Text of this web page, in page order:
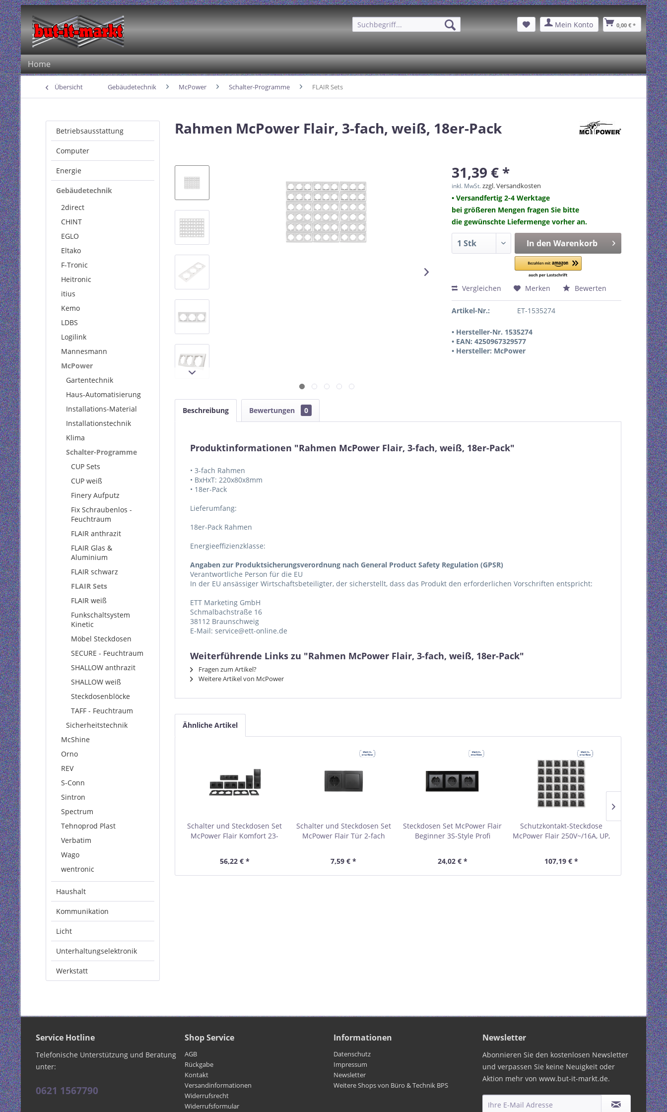
Mein Konto 0,00 € *
Home
Übersicht Gebäudetechnik McPower Schalter-Programme FLAIR Sets
Betriebsausstattung
Computer
Energie
Gebäudetechnik
2direct
CHINT
EGLO
Eltako
F-Tronic
Heitronic
itius
Kemo
LDBS
Logilink
Mannesmann
McPower
Gartentechnik
Haus-Automatisierung
Installations-Material
Installationstechnik
Klima
Schalter-Programme
CUP Sets
CUP weiß
Finery Aufputz
Fix Schraubenlos -
Feuchtraum
FLAIR anthrazit
FLAIR Glas &
Aluminium
FLAIR schwarz
FLAIR Sets
FLAIR weiß
Funkschaltsystem
Kinetic
Möbel Steckdosen
SECURE - Feuchtraum
SHALLOW anthrazit
SHALLOW weiß
Steckdosenblöcke
TAFF - Feuchtraum
Sicherheitstechnik
McShine
Orno
REV
S-Conn
Sintron
Spectrum
Tehnoprod Plast
Verbatim
Wago
wentronic
Haushalt
Kommunikation
Licht
Unterhaltungselektronik
Werkstatt
Rahmen McPower Flair, 3-fach, weiß, 18er-Pack
31,39 € *
inkl. MwSt.zzgl. Versandkosten
• Versandfertig 2-4 Werktage
bei größeren Mengen fragen Sie bitte
die gewünschte Liefermenge vorher an.
In den Warenkorb
Vergleichen Merken Bewerten
Artikel-Nr.: ET-1535274
• Hersteller-Nr. 1535274
• EAN: 4250967329577
• Hersteller: McPower
Beschreibung Bewertungen 0
Produktinformationen "Rahmen McPower Flair, 3-fach, weiß, 18er-Pack"
• 3-fach Rahmen
• BxHxT: 220x80x8mm
• 18er-Pack
Lieferumfang:
18er-Pack Rahmen
Energieeffizienzklasse:
Angaben zur Produktsicherungsverordnung nach General Product Safety Regulation (GPSR)
Verantwortliche Person für die EU
In der EU ansässiger Wirtschaftsbeteiligter, der sicherstellt, dass das Produkt den erforderlichen Vorschriften entspricht:
ETT Marketing GmbH
Schmalbachstraße 16
38112 Braunschweig
E-Mail: service@ett-online.de
Weiterführende Links zu "Rahmen McPower Flair, 3-fach, weiß, 18er-Pack"
Fragen zum Artikel?
Weitere Artikel von McPower
Ähnliche Artikel
Schalter und Steckdosen Set
McPower Flair Komfort 23-
56,22 € *
Schalter und Steckdosen Set
McPower Flair Tür 2-fach
7,59 € *
Steckdosen Set McPower Flair
Beginner 3S-Style Profi
24,02 € *
Schutzkontakt-Steckdose
McPower Flair 250V~/16A, UP,
107,19 € *
McPower
Service Hotline
Telefonische Unterstützung und Beratung
unter:
0621 1567790
Shop Service
AGB
Rückgabe
Kontakt
Versandinformationen
Widerrufsrecht
Widerrufsformular
Informationen
Datenschutz
Impressum
Newsletter
Weitere Shops von Büro & Technik BPS
Newsletter
Abonnieren Sie den kostenlosen Newsletter
und verpassen Sie keine Neuigkeit oder
Aktion mehr von www.but-it-markt.de.